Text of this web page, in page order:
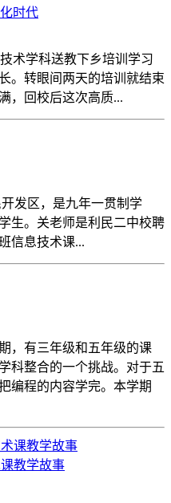
时代
术学科送教下乡培训学习
。转眼间两天的培训就结束
，回校后这次高质...
发区，是九年一贯制学
生。关老师是利民二中校聘
信息技术课...
，有三年级和五年级的课
科整合的一个挑战。对于五
编程的内容学完。本学期
教学故事